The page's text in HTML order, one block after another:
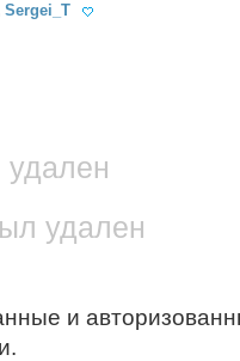
Sergei_T
удален
и